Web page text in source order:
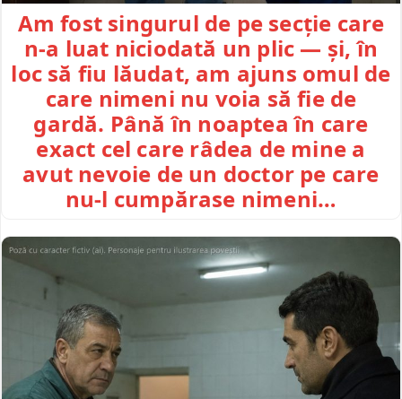
Am fost singurul de pe secție care
n-a luat niciodată un plic — și, în
loc să fiu lăudat, am ajuns omul de
care nimeni nu voia să fie de
gardă. Până în noaptea în care
exact cel care râdea de mine a
avut nevoie de un doctor pe care
nu-l cumpărase nimeni…